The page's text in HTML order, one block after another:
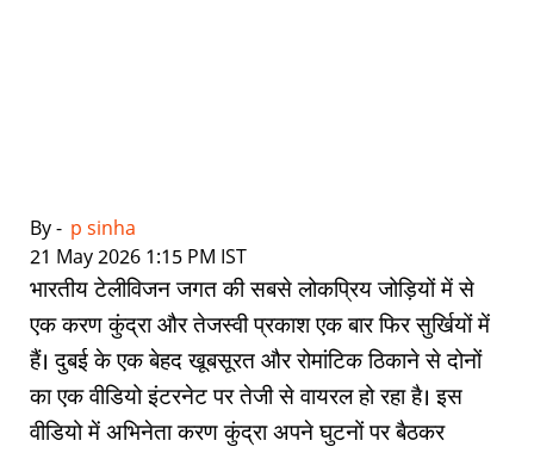
By - p sinha
21 May 2026 1:15 PM IST
भारतीय टेलीविजन जगत की सबसे लोकप्रिय जोड़ियों में से
एक करण कुंद्रा और तेजस्वी प्रकाश एक बार फिर सुर्खियों में
हैं। दुबई के एक बेहद खूबसूरत और रोमांटिक ठिकाने से दोनों
का एक वीडियो इंटरनेट पर तेजी से वायरल हो रहा है। इस
वीडियो में अभिनेता करण कुंद्रा अपने घुटनों पर बैठकर